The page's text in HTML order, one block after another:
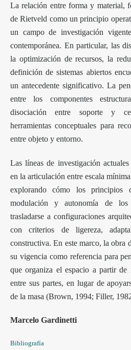
La relación entre forma y material,
de Rietveld como un principio
un campo de investigación
contemporánea. En particular, las
la optimización de recursos, la
definición de sistemas abiertos
un antecedente significativo. La
entre los componentes
disociación entre soporte y
herramientas conceptuales para
entre objeto y entorno.
Las líneas de investigación
en la articulación entre escala
explorando cómo los principios
modulación y autonomía de los
trasladarse a configuraciones
con criterios de ligereza,
constructiva. En este marco, la obra
su vigencia como referencia para
que organiza el espacio a partir de
entre sus partes, en lugar de
de la masa (Brown, 1994; Filler,
Marcelo Gardinetti
Bibliografía